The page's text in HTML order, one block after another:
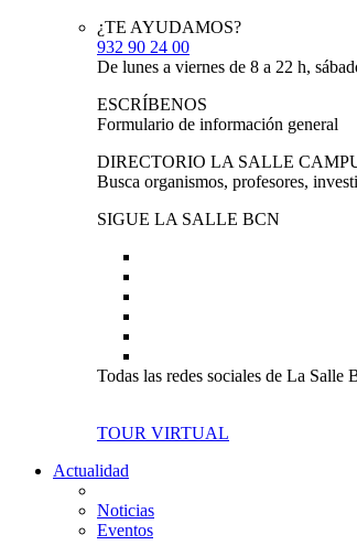
¿TE AYUDAMOS?
932 90 24 00
De lunes a viernes de 8 a 22 h,
ESCRÍBENOS
Formulario de información general
DIRECTORIO LA SALLE
Busca organismos, profesores,
SIGUE LA SALLE BCN
Todas las redes sociales de La Salle
TOUR VIRTUAL
Actualidad
Noticias
Eventos